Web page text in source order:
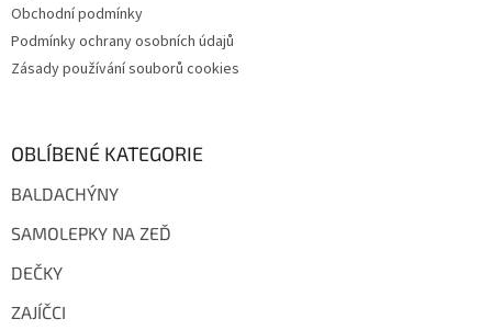
Obchodní podmínky
Podmínky ochrany osobních údajů
Zásady používání souborů cookies
OBLÍBENÉ KATEGORIE
BALDACHÝNY
SAMOLEPKY NA ZEĎ
DEČKY
ZAJÍČCI